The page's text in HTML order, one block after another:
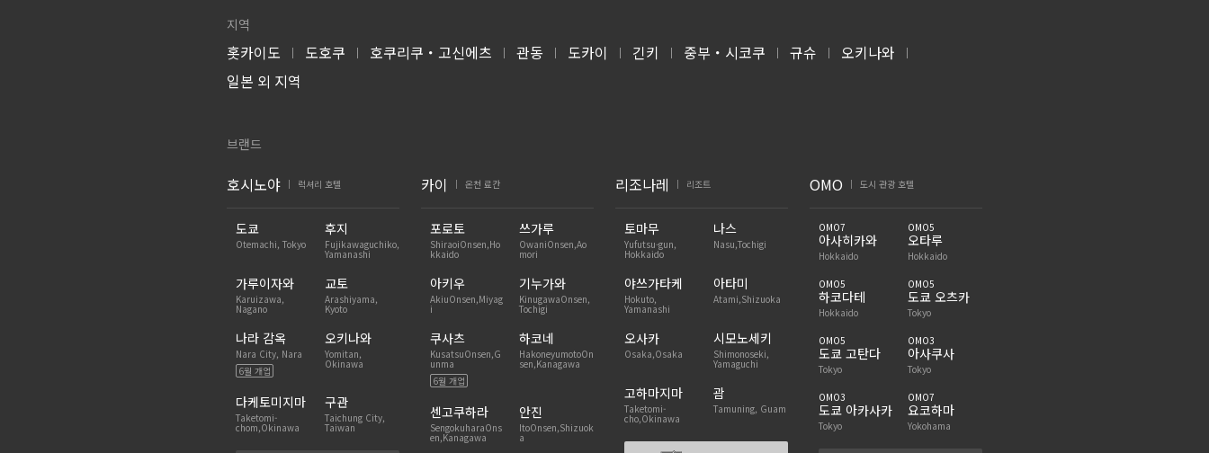
지역
홋카이도 | 도호쿠 | 호쿠리쿠・고신에츠 | 관동 | 도카이 | 긴키 | 중부・시코쿠 | 규슈 | 오키나와 |
일본 외 지역
브랜드
호시노야 럭셔리 호텔
도쿄
Otemachi, Tokyo
후지
Fujikawaguchiko,
Yamanashi
가루이자와
Karuizawa,
Nagano
교토
Arashiyama,
Kyoto
나라 감옥
Nara City, Nara
6월 개업
오키나와
Yomitan,
Okinawa
다케토미지마
Taketomi-
chom,Okinawa
구관
Taichung City,
Taiwan
카이 온천 료칸
포로토
ShiraoiOnsen,Ho
kkaido
쓰가루
OwaniOnsen,Ao
mori
아키우
AkiuOnsen,Miyag
i
기누가와
KinugawaOnsen,
Tochigi
쿠사츠
KusatsuOnsen,G
unma
6월 개업
하코네
HakoneyumotoOn
sen,Kanagawa
센고쿠하라
SengokuharaOns
en,Kanagawa
안진
ItoOnsen,Shizuok
a
리조나레 리조트
토마무
Yufutsu-gun,
Hokkaido
나스
Nasu,Tochigi
야쓰가타케
Hokuto,
Yamanashi
아타미
Atami,Shizuoka
오사카
Osaka,Osaka
시모노세키
Shimonoseki,
Yamaguchi
고하마지마
Taketomi-
cho,Okinawa
괌
Tamuning, Guam
OMO 도시 관광 호텔
OMO7
아사히카와
Hokkaido
OMO5
오타루
Hokkaido
OMO5
하코다테
Hokkaido
OMO5
도쿄 오츠카
Tokyo
OMO5
도쿄 고탄다
Tokyo
OMO3
아사쿠사
Tokyo
OMO3
도쿄 아카사카
Tokyo
OMO7
요코하마
Yokohama